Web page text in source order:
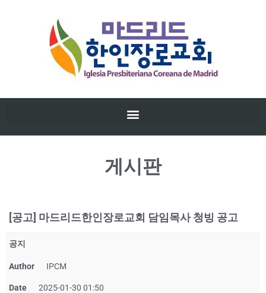
게시판
[공고] 마드리드한인장로교회 담임목사 청빙 공고
공지
Author IPCM
Date 2025-01-30 01:50